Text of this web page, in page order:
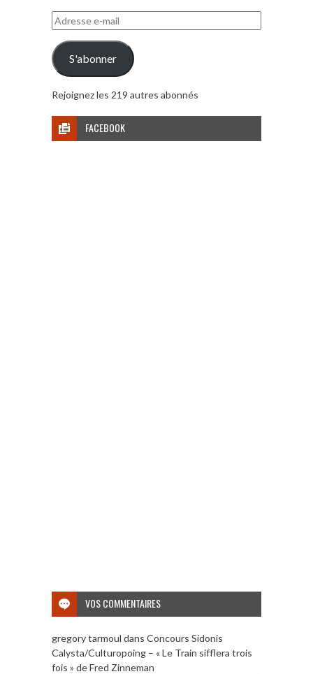
Adresse
e-
mail
S'abonner
Rejoignez les 219 autres abonnés
FACEBOOK
VOS COMMENTAIRES
gregory tarmoul dans Concours Sidonis
Calysta/Culturopoing – « Le Train sifflera trois
fois » de Fred Zinneman